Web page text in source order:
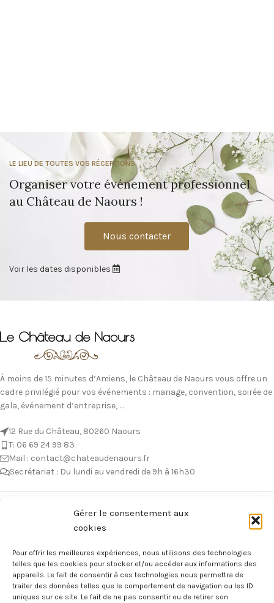
Gérer le consentement aux
cookies
Pour offrir les meilleures expériences, nous utilisons des technologies
telles que les cookies pour stocker et/ou accéder aux informations des
appareils. Le fait de consentir à ces technologies nous permettra de
traiter des données telles que le comportement de navigation ou les ID
uniques sur ce site. Le fait de ne pas consentir ou de retirer son
LE LIEU DE TOUTES VOS RÉCEPTIONS
Organiser votre événement professionnel
au Château de Naours !
Nous contacter
Voir les dates disponibles
À moins de 15 minutes d’Amiens, le Château de Naours vous offre un
cadre privilégié pour vos événements : mariage, convention, soirée de
gala, événement d’entreprise, …
12 Rue du Château, 80260 Naours
T: 06 69 24 99 83
Mail : contact@chateaudenaours.fr
Secrétariat : Du lundi au vendredi de 9h à 16h30
Avant de nous écrire, n’hésitez pas à consulter notre FAQ, celle-ci est
réponse à votre question !
Voir notre foire aux questions >